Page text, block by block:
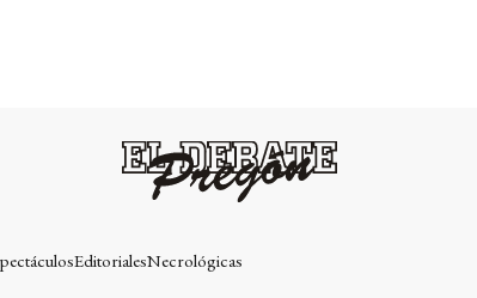
EditorialesNecrológicas